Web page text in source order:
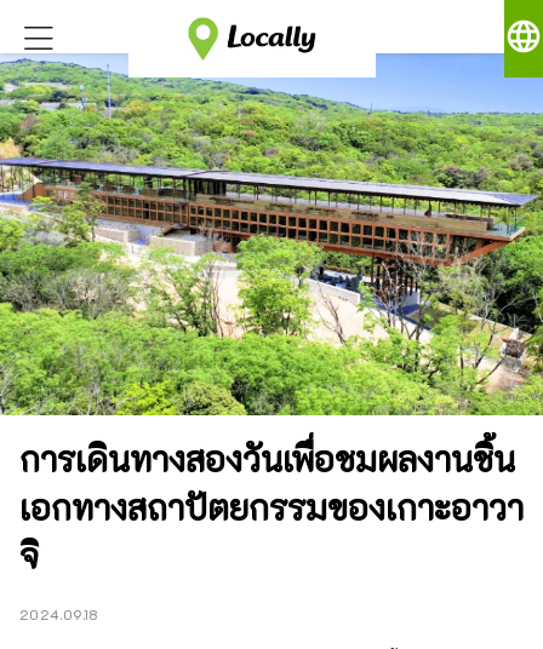
language
การเดินทางสองวันเพื่อชมผลงานชิ้น
เอกทางสถาปัตยกรรมของเกาะอาวา
จิ
2024.09.18